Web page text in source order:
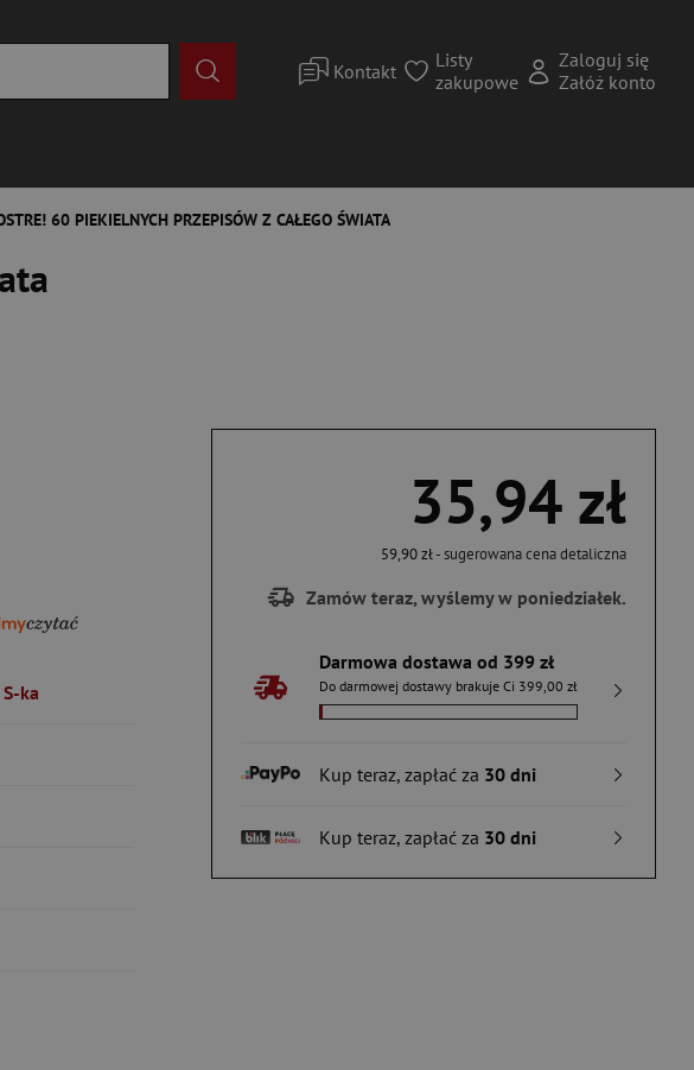
Kontakt
Listy
zakupowe
Zaloguj się
Załóż konto
60 PIEKIELNYCH PRZEPISÓW Z CAŁEGO ŚWIATA
35,94 zł
59,90 zł- sugerowana cena detaliczna
Zamów teraz, wyślemy w poniedziałek.
Darmowa dostawa od 399 zł
Do darmowej dostawy brakuje Ci 399,00 zł
Kup teraz, zapłać za 30 dni
Kup teraz, zapłać za 30 dni
ka